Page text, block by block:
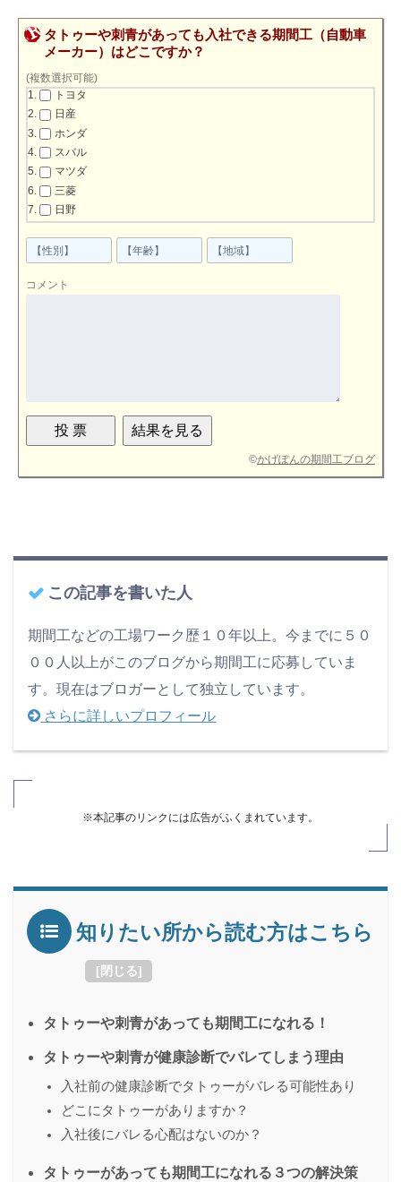
タトゥーや刺青があっても入社できる期間工（自動車
メーカー）はどこですか？
(複数選択可能)
トヨタ
日産
ホンダ
スバル
マツダ
三菱
日野
コメント
©かげぽんの期間工ブログ
この記事を書いた人
期間工などの工場ワーク歴１０年以上。今までに５０
００人以上がこのブログから期間工に応募していま
す。現在はブロガーとして独立しています。
さらに詳しいプロフィール
※本記事のリンクには広告がふくまれています。
知りたい所から読む方はこちら
[閉じる]
タトゥーや刺青があっても期間工になれる！
タトゥーや刺青が健康診断でバレてしまう理由
入社前の健康診断でタトゥーがバレる可能性あり
どこにタトゥーがありますか？
入社後にバレる心配はないのか？
タトゥーがあっても期間工になれる３つの解決策